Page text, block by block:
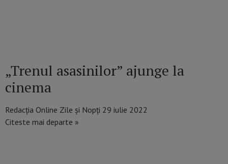
„Trenul asasinilor” ajunge la
cinema
Redacția Online Zile și Nopți 29 iulie 2022
Citeste mai departe »